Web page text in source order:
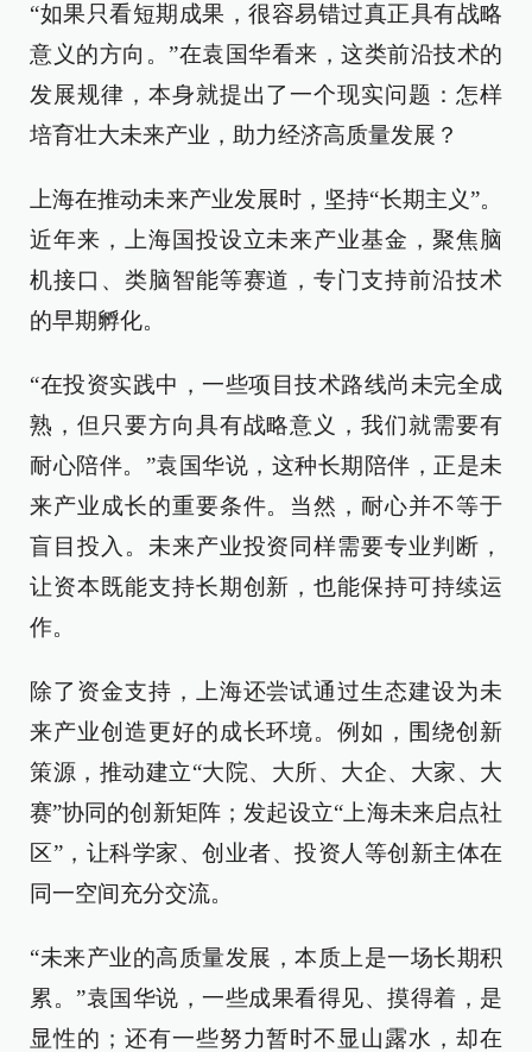
“如果只看短期成果，很容易错过真正具有战略
意义的方向。”在袁国华看来，这类前沿技术的
发展规律，本身就提出了一个现实问题：怎样
培育壮大未来产业，助力经济高质量发展？
上海在推动未来产业发展时，坚持“长期主义”。
近年来，上海国投设立未来产业基金，聚焦脑
机接口、类脑智能等赛道，专门支持前沿技术
的早期孵化。
“在投资实践中，一些项目技术路线尚未完全成
熟，但只要方向具有战略意义，我们就需要有
耐心陪伴。”袁国华说，这种长期陪伴，正是未
来产业成长的重要条件。当然，耐心并不等于
盲目投入。未来产业投资同样需要专业判断，
让资本既能支持长期创新，也能保持可持续运
作。
除了资金支持，上海还尝试通过生态建设为未
来产业创造更好的成长环境。例如，围绕创新
策源，推动建立“大院、大所、大企、大家、大
赛”协同的创新矩阵；发起设立“上海未来启点社
区”，让科学家、创业者、投资人等创新主体在
同一空间充分交流。
“未来产业的高质量发展，本质上是一场长期积
累。”袁国华说，一些成果看得见、摸得着，是
显性的；还有一些努力暂时不显山露水，却在